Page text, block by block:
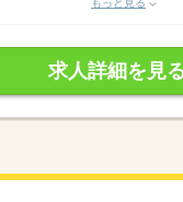
もっと見る
求人詳細を見